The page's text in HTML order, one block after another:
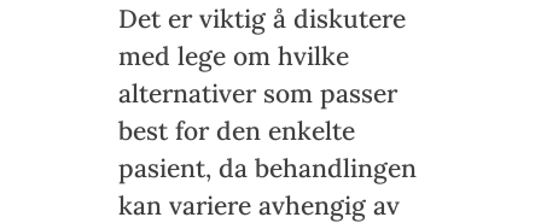
Det er viktig å diskutere
med lege om hvilke
alternativer som passer
best for den enkelte
pasient, da behandlingen
kan variere avhengig av